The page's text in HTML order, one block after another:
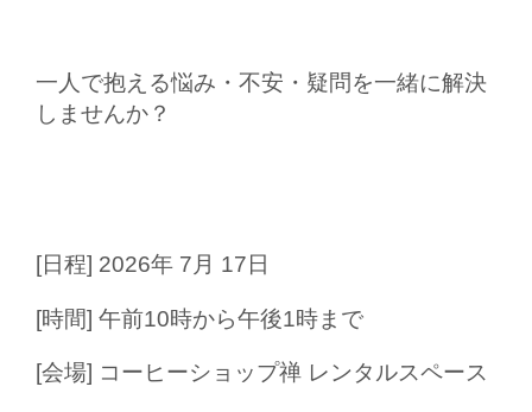
一人で抱える悩み・不安・疑問を一緒に解決
しませんか？
[日程] 2026年 7月 17日
[時間] 午前10時から午後1時まで
[会場] コーヒーショップ禅 レンタルスペース